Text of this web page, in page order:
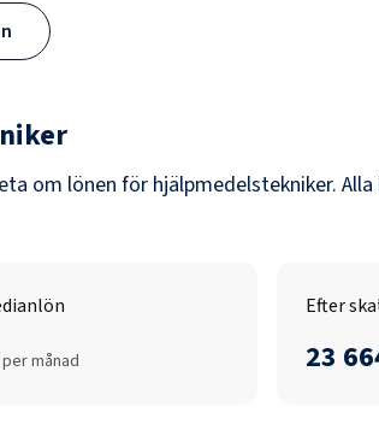
om lönen förhjälpmedelstekniker.
per månad
Efter
23